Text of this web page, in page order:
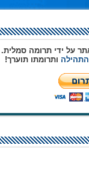
על ידי תרומה סמלית.
ותרומתו תוערך!